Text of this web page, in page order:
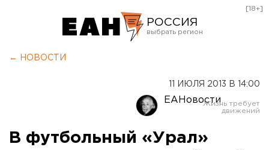
РОССИЯ
Оренбург
[18+]
← НОВОСТИ
11 ИЮЛЯ 2013 В 14:00
ЕАНовости
В футбольный «Урал»